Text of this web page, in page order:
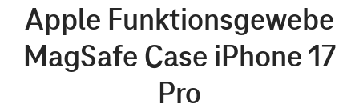
Apple Funktionsgewebe
MagSafe Case iPhone 17
Pro